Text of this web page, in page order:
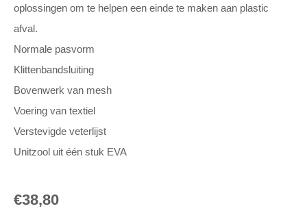
oplossingen om te helpen een einde te maken aan plastic
afval.
Normale pasvorm
Klittenbandsluiting
Bovenwerk van mesh
Voering van textiel
Verstevigde veterlijst
Unitzool uit één stuk EVA
€38,80